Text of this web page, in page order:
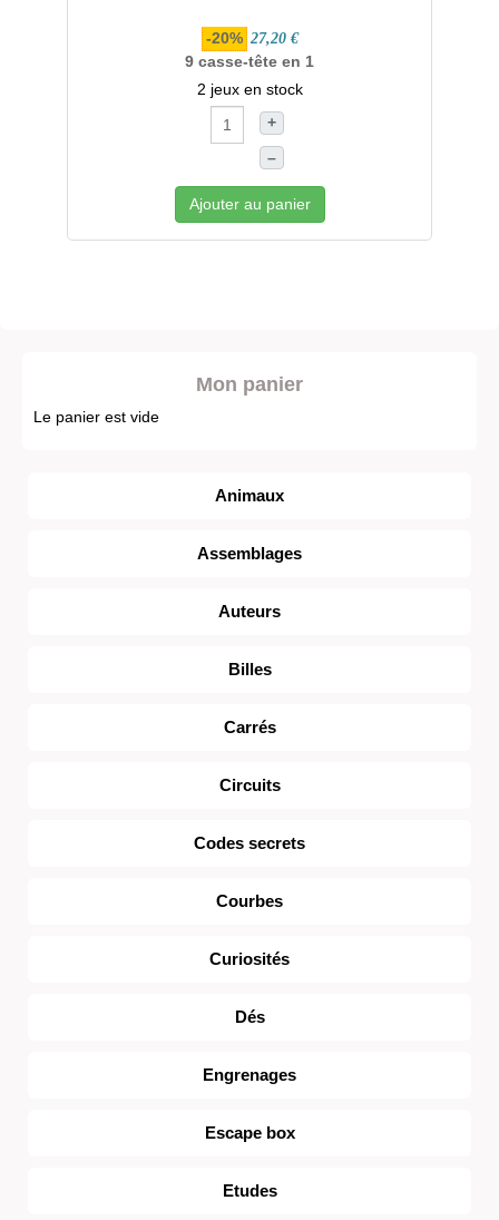
-20% 27,20 €
9 casse-tête en 1
2 jeux en stock
+
–
Ajouter au panier
Mon panier
Le panier est vide
Animaux
Assemblages
Auteurs
Billes
Carrés
Circuits
Codes secrets
Courbes
Curiosités
Dés
Engrenages
Escape box
Etudes